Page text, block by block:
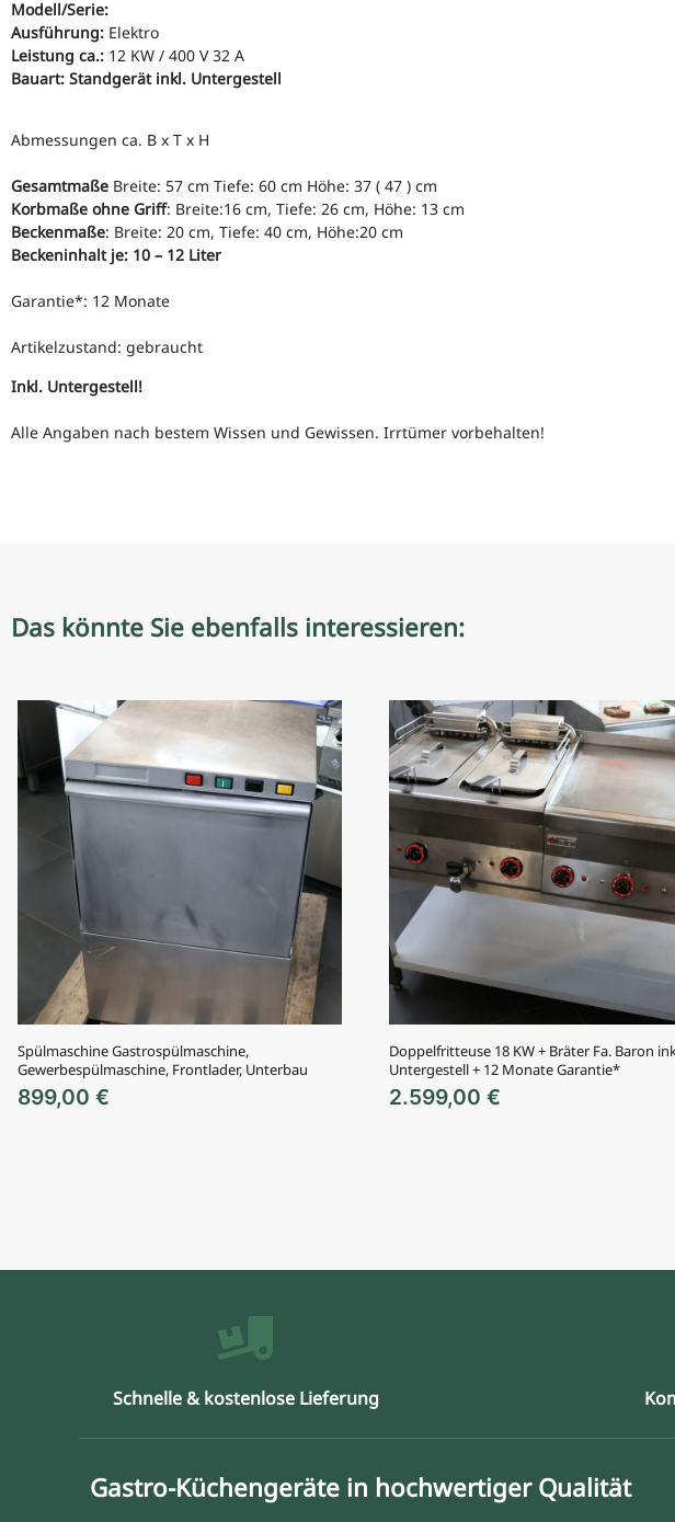
Modell/Serie:
Ausführung: Elektro
Leistung ca.: 12 KW / 400 V 32 A
Bauart: Standgerät inkl. Untergestell
Abmessungen ca. B x T x H
Gesamtmaße Breite: 57 cm Tiefe: 60 cm Höhe: 37 ( 47 ) cm
Korbmaße ohne Griff: Breite:16 cm, Tiefe: 26 cm, Höhe: 13 cm
Beckenmaße: Breite: 20 cm, Tiefe: 40 cm, Höhe:20 cm
Beckeninhalt je: 10 – 12 Liter
Garantie*: 12 Monate
Artikelzustand: gebraucht
Inkl. Untergestell!
Alle Angaben nach bestem Wissen und Gewissen. Irrtümer vorbehalten!
Das könnte Sie ebenfalls interessieren:
Spülmaschine Gastrospülmaschine,
Gewerbespülmaschine, Frontlader, Unterbau
899,00€
Doppelfritteuse 18 KW + Bräter Fa. Baron
Untergestell + 12 Monate Garantie*
2.599,00 €
Schnelle & kostenlose Lieferung
Gastro-Küchengeräte in hochwertiger Qualität